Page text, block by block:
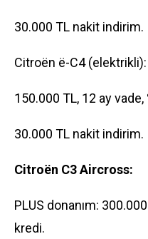
30.000 TL nakit indirim.
Citroën ë-C4 (elektrikli):
150.000 TL, 12 ay
30.000 TL nakit indirim.
Citroën C3 Aircross:
PLUS donanım:
kredi.